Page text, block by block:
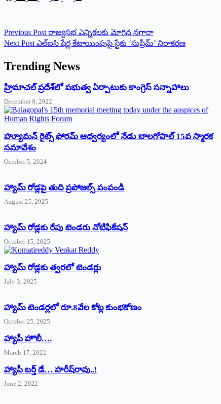
Previous Post రాజ్యసభ ఎన్నికలకు మోగిన నగారా
Next Post ఎల్‌ఐసి షేర్ల కేటాయింపుపై స్టేకు ‘సుప్రీమ్‌’ ‌నిరాకరణ
Trending News
‌హ్రిమాచల్‌ ‌ప్రదేశ్‌లో పభుత్వ ఏర్పాటుకు కాంగ్రెస్‌ ‌సన్నాహాలు
December 8, 2022
హ్యూమన్‌ రైట్స్‌ ఫోరమ్‌ ఆధ్వర్యంలో నేడు బాలగోపాల్‌ 15వ స్మారక
సమావేశం
October 5, 2024
హ్యామ్‌ రోడ్లపై తుది ప్రపోజల్స్‌ పంపండి
August 25, 2025
హ్యామ్‌ రోడ్లకు రేపు టెండరు నోటిఫికేషన్‌
October 15, 2025
హ్యామ్‌ రోడ్లకు త్వరలో టెండర్లు
July 3, 2025
హ్యామ్‌ ‌టెండర్లలో రూ.8వేల కోట్ల కుంభకోణం
October 25, 2025
హ్యాపీ హొలీ….
March 17, 2022
హ్యాపీ బర్త్ ‌డే… హరీష్‌రావు..!
June 2, 2022